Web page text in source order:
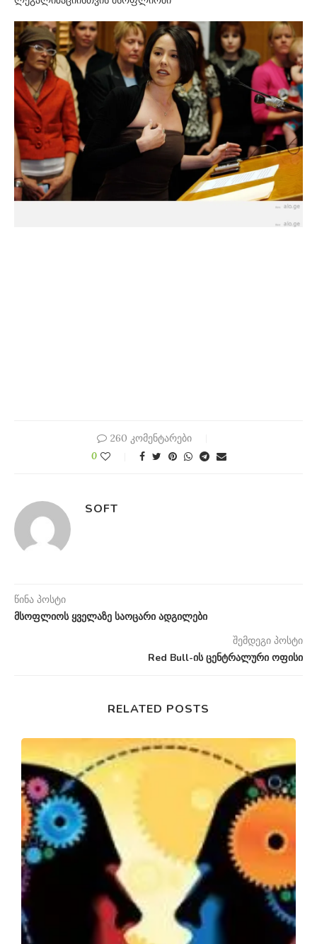
260 კომენტარები
0
SOFT
წინა პოსტი
მსოფლიოს ყველაზე საოცარი ადგილები
შემდეგი პოსტი
Red Bull-ის ცენტრალური ოფისი
RELATED POSTS